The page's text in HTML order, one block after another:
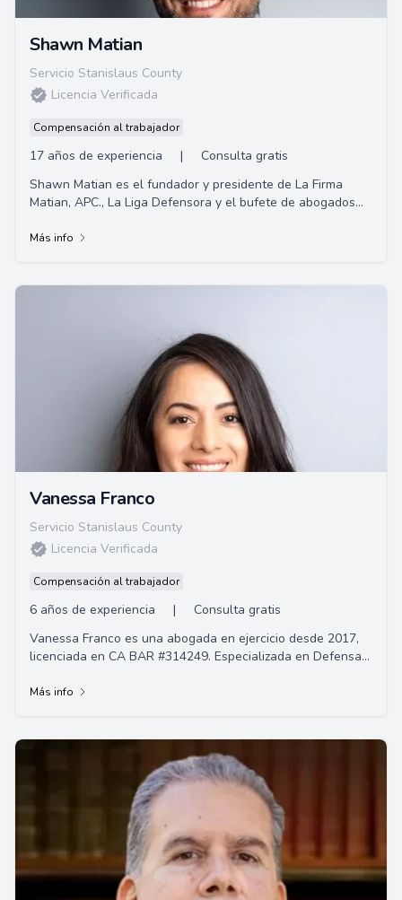
Shawn Matian
Servicio Stanislaus County
Licencia Verificada
Compensación al trabajador
17 años de experiencia |
Consulta gratis
Shawn Matian es el fundador y presidente de La Firma
Matian, APC., La Liga Defensora y el bufete de abogados
Más info
Vanessa Franco
Servicio Stanislaus County
Licencia Verificada
Compensación al trabajador
6 años de experiencia |
Consulta gratis
Vanessa Franco es una abogada en ejercicio desde 2017,
licenciada en CA BAR #314249. Especializada en Defensa
Más info